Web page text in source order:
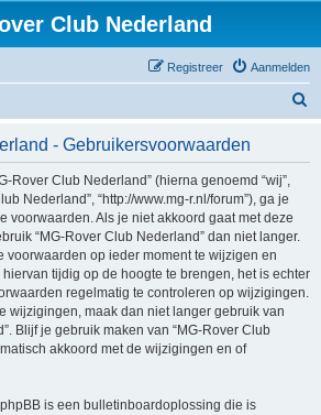
Club Nederland
Aanmelden
Registreer
- Gebruikersvoorwaarden
Rover Club Nederland” (hierna genoemd “wij”,
Nederland”, “http://www.mg-r.nl/forum”), ga je
voorwaarden. Als je niet akkoord gaat met deze
“MG-Rover Club Nederland” dan niet langer.
voorwaarden op ieder moment te wijzigen en
tijdig op de hoogte te brengen, het is echter
regelmatig te controleren op wijzigingen.
wijzigingen, maak dan niet langer gebruik van
Blijf je gebruik maken van “MG-Rover Club
akkoord met de wijzigingen en of
is een bulletinboardoplossing die is